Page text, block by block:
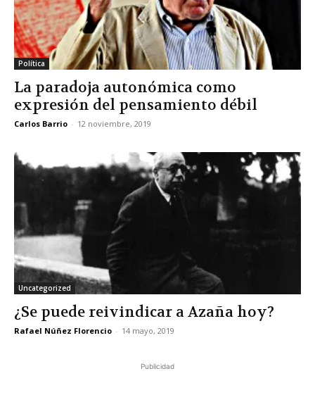
Política
La paradoja autonómica como
expresión del pensamiento débil
Carlos Barrio - 12 noviembre, 2019
Uncategorized
¿Se puede reivindicar a Azaña hoy?
Rafael Núñez Florencio - 14 mayo, 2019
Publicidad